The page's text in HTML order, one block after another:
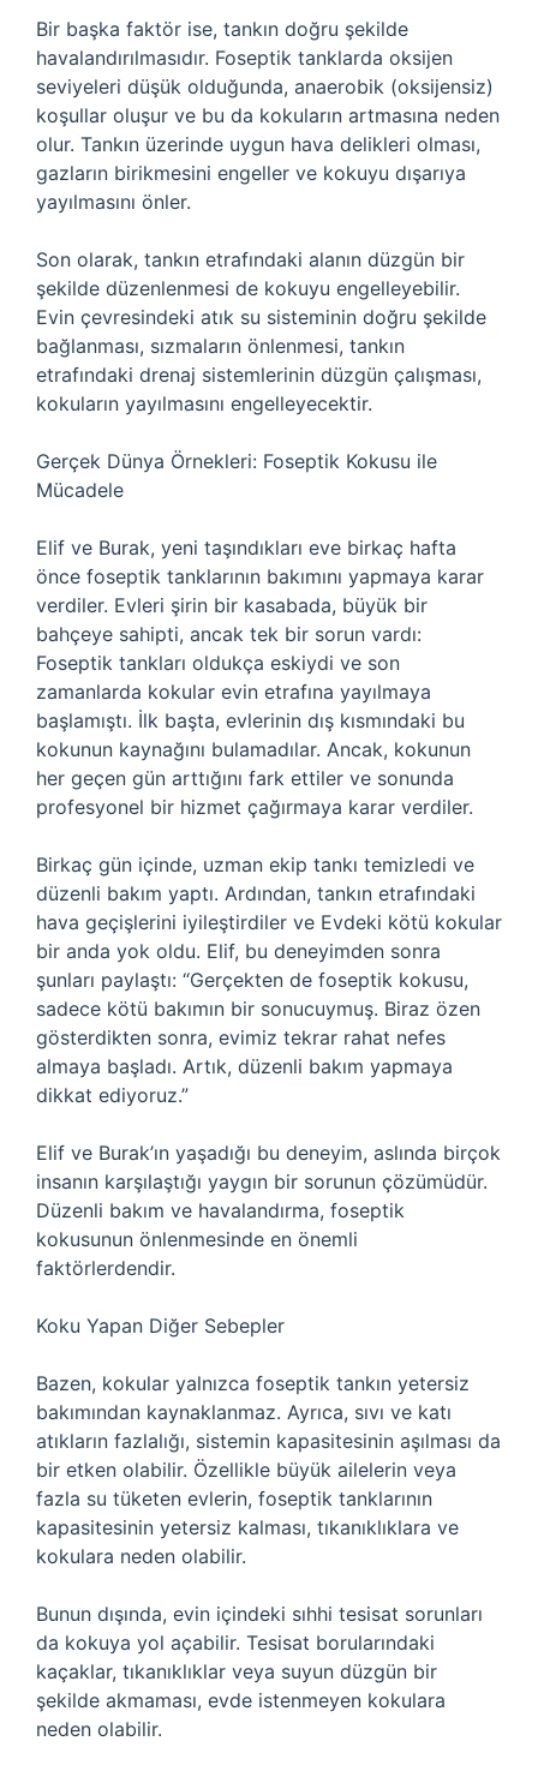
Bir başka faktör ise, tankın doğru şekilde
havalandırılmasıdır. Foseptik tanklarda oksijen
seviyeleri düşük olduğunda, anaerobik (oksijensiz)
koşullar oluşur ve bu da kokuların artmasına neden
olur. Tankın üzerinde uygun hava delikleri olması,
gazların birikmesini engeller ve kokuyu dışarıya
yayılmasını önler.
Son olarak, tankın etrafındaki alanın düzgün bir
şekilde düzenlenmesi de kokuyu engelleyebilir.
Evin çevresindeki atık su sisteminin doğru şekilde
bağlanması, sızmaların önlenmesi, tankın
etrafındaki drenaj sistemlerinin düzgün çalışması,
kokuların yayılmasını engelleyecektir.
Gerçek Dünya Örnekleri: Foseptik Kokusu ile
Mücadele
Elif ve Burak, yeni taşındıkları eve birkaç hafta
önce foseptik tanklarının bakımını yapmaya karar
verdiler. Evleri şirin bir kasabada, büyük bir
bahçeye sahipti, ancak tek bir sorun vardı:
Foseptik tankları oldukça eskiydi ve son
zamanlarda kokular evin etrafına yayılmaya
başlamıştı. İlk başta, evlerinin dış kısmındaki bu
kokunun kaynağını bulamadılar. Ancak, kokunun
her geçen gün arttığını fark ettiler ve sonunda
profesyonel bir hizmet çağırmaya karar verdiler.
Birkaç gün içinde, uzman ekip tankı temizledi ve
düzenli bakım yaptı. Ardından, tankın etrafındaki
hava geçişlerini iyileştirdiler ve Evdeki kötü kokular
bir anda yok oldu. Elif, bu deneyimden sonra
şunları paylaştı: “Gerçekten de foseptik kokusu,
sadece kötü bakımın bir sonucuymuş. Biraz özen
gösterdikten sonra, evimiz tekrar rahat nefes
almaya başladı. Artık, düzenli bakım yapmaya
dikkat ediyoruz.”
Elif ve Burak’ın yaşadığı bu deneyim, aslında birçok
insanın karşılaştığı yaygın bir sorunun çözümüdür.
Düzenli bakım ve havalandırma, foseptik
kokusunun önlenmesinde en önemli
faktörlerdendir.
Koku Yapan Diğer Sebepler
Bazen, kokular yalnızca foseptik tankın yetersiz
bakımından kaynaklanmaz. Ayrıca, sıvı ve katı
atıkların fazlalığı, sistemin kapasitesinin aşılması da
bir etken olabilir. Özellikle büyük ailelerin veya
fazla su tüketen evlerin, foseptik tanklarının
kapasitesinin yetersiz kalması, tıkanıklıklara ve
kokulara neden olabilir.
Bunun dışında, evin içindeki sıhhi tesisat sorunları
da kokuya yol açabilir. Tesisat borularındaki
kaçaklar, tıkanıklıklar veya suyun düzgün bir
şekilde akmaması, evde istenmeyen kokulara
neden olabilir.